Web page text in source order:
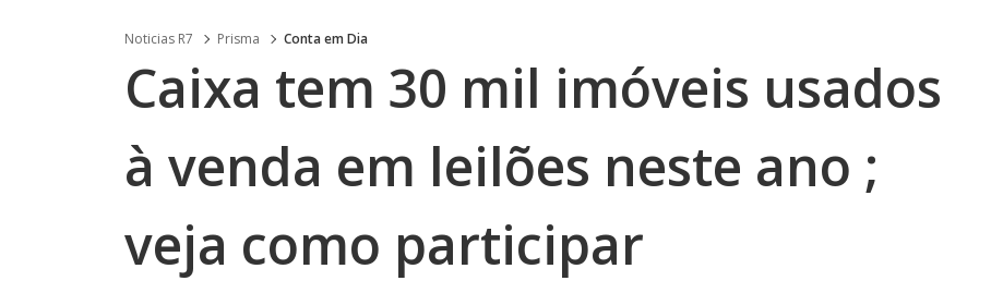
Noticias R7 Prisma Conta em Dia
Caixa tem 30 mil imóveis usados
à venda em leilões neste ano ;
veja como participar